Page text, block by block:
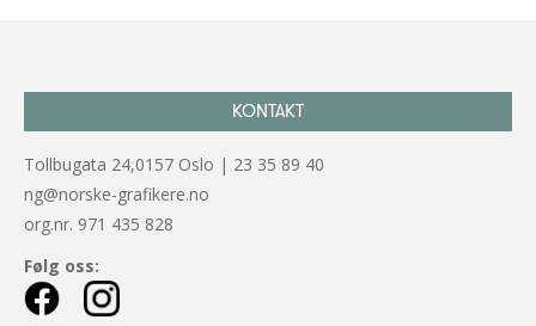
KONTAKT
Tollbugata 24,0157 Oslo | 23 35 89 40
ng@norske-grafikere.no
org.nr. 971 435 828
Følg oss: